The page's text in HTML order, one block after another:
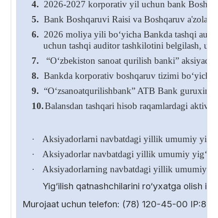
4. 2026-2027 korporativ yil uchun bank
5. Bank Boshqaruvi Raisi va Boshqaruv
6. 2026 moliya yili bo‘yicha Bankda tashqi
uchun tashqi auditor tashkilotini belgilash,
7.
“O‘zbekiston sanoat qurilish banki”
8. Bankda korporativ boshqaruv tizimi
9. “O‘zsanoatqurilishbank” ATB Bank
10.Balansdan tashqari hisob raqamlardagi
·
Aksiyadorlarni navbatdagi yillik umumiy
·
Aksiyadorlar navbatdagi yillik umumiy
·
Aksiyadorlarning navbatdagi yillik umumiy
Yig‘ilish qatnashchilarini ro‘yxatga olish
Murojaat uchun telefon: (78) 120-45-00 IP:85-